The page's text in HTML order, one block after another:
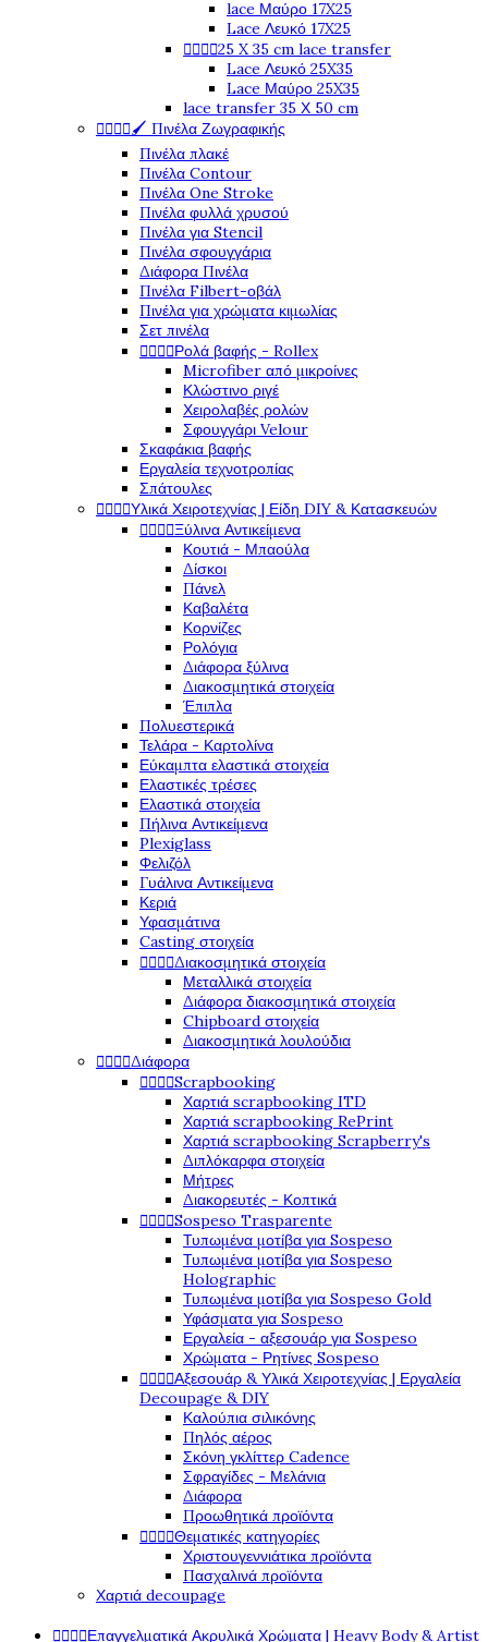
lace Μαύρο 17X25
Lace Λευκό 17X25
25 X 35 cm lace transfer
Lace Λευκό 25X35
Lace Μαύρο 25X35
lace transfer 35 Χ 50 cm
🖌️ Πινέλα Ζωγραφικής
Πινέλα πλακέ
Πινέλα Contour
Πινέλα One Stroke
Πινέλα φυλλά χρυσού
Πινέλα για Stencil
Πινέλα σφουγγάρια
Διάφορα Πινέλα
Πινέλα Filbert-οβάλ
Πινέλα για χρώματα κιμωλίας
Σετ πινέλα
Ρολά βαφής - Rollex
Microfiber από μικροίνες
Κλώστινο ριγέ
Χειρολαβές ρολών
Σφουγγάρι Velour
Σκαφάκια βαφής
Εργαλεία τεχνοτροπίας
Σπάτουλες
Υλικά Χειροτεχνίας | Είδη DIY & Κατασκευών
Ξύλινα Αντικείμενα
Κουτιά - Μπαούλα
Δίσκοι
Πάνελ
Καβαλέτα
Κορνίζες
Ρολόγια
Διάφορα ξύλινα
Διακοσμητικά στοιχεία
Έπιπλα
Πολυεστερικά
Τελάρα - Καρτολίνα
Εύκαμπτα ελαστικά στοιχεία
Ελαστικές τρέσες
Ελαστικά στοιχεία
Πήλινα Αντικείμενα
Plexiglass
Φελιζόλ
Γυάλινα Αντικείμενα
Κεριά
Υφασμάτινα
Casting στοιχεία
Διακοσμητικά στοιχεία
Μεταλλικά στοιχεία
Διάφορα διακοσμητικά στοιχεία
Chipboard στοιχεία
Διακοσμητικά λουλούδια
Διάφορα
Scrapbooking
Χαρτιά scrapbooking ITD
Χαρτιά scrapbooking RePrint
Χαρτιά scrapbooking Scrapberry's
Διπλόκαρφα στοιχεία
Μήτρες
Διακορευτές - Κοπτικά
Sospeso Trasparente
Τυπωμένα μοτίβα για Sospeso
Τυπωμένα μοτίβα για Sospeso
Holographic
Τυπωμένα μοτίβα για Sospeso Gold
Υφάσματα για Sospeso
Εργαλεία - αξεσουάρ για Sospeso
Χρώματα - Ρητίνες Sospeso
Αξεσουάρ & Υλικά Χειροτεχνίας | Εργαλεία
Decoupage & DIY
Καλούπια σιλικόνης
Πηλός αέρος
Σκόνη γκλίττερ Cadence
Σφραγίδες - Μελάνια
Διάφορα
Προωθητικά προϊόντα
Θεματικές κατηγορίες
Χριστουγεννιάτικα προϊόντα
Πασχαλινά προϊόντα
Χαρτιά decoupage
Επαγγελματικά Ακρυλικά Χρώματα | Heavy Body & Artist